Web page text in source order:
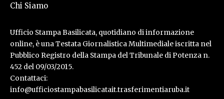
Chi Siamo
Ufficio Stampa Basilicata, quotidiano di informazione
online, è una Testata Giornalistica Multimediale iscritta nel
Pubblico Registro della Stampa del Tribunale di Potenza n.
452 del 09/03/2015.
Contattaci:
info@ufficiostampabasilicatait.trasferimentiaruba.it